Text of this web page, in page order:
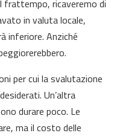
frattempo, ricaveremo di
in valuta locale,
inferiore. Anziché
per cui la svalutazione
Un’altra
durare poco. Le
ma il costo delle